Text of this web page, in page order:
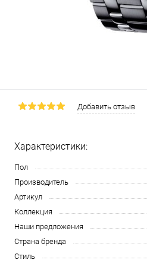
Добавить отзыв
Характеристики:
Пол
Производитель
Артикул
Коллекция
Наши предложения
Страна бренда
Стиль